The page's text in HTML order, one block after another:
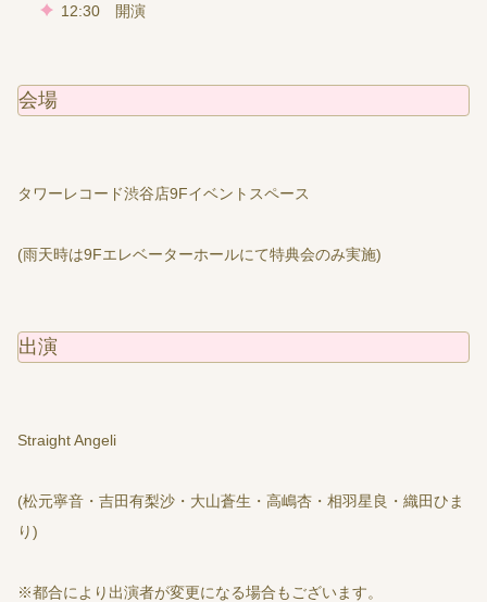
12:30 開演
会場
タワーレコード渋谷店9Fイベントスペース
(雨天時は9Fエレベーターホールにて特典会のみ実施)
出演
Straight Angeli
(松元寧音・吉田有梨沙・大山蒼生・高嶋杏・相羽星良・織田ひま
り)
※都合により出演者が変更になる場合もございます。